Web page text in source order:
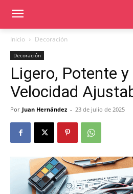
Inicio Decoración
Decoración
Ligero, Potente y
Velocidad
Por Juan Hernández - 23 de julio de 2025